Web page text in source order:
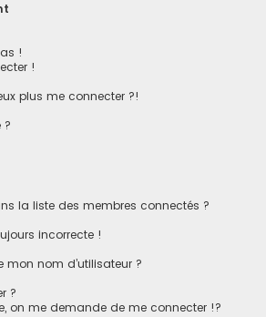
!
!
plus me connecter ?!
?
la liste des membres connectés ?
incorrecte !
nom d’utilisateur ?
?
on me demande de me connecter !?